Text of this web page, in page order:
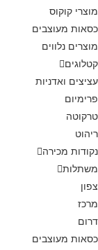
מוצרי קוקוס
כסאות מעוצבים
מוצרים נלווים
קטלוגים
עציצים ואדניות
פרימיום
טרקוטה
ריהוט
נקודות מכירה
משתלות
צפון
מרכז
דרום
כסאות מעוצבים